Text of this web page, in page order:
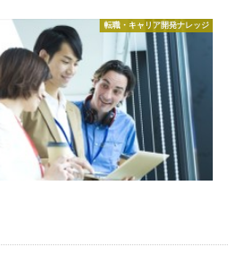
転職・キャリア開発ナレッジ